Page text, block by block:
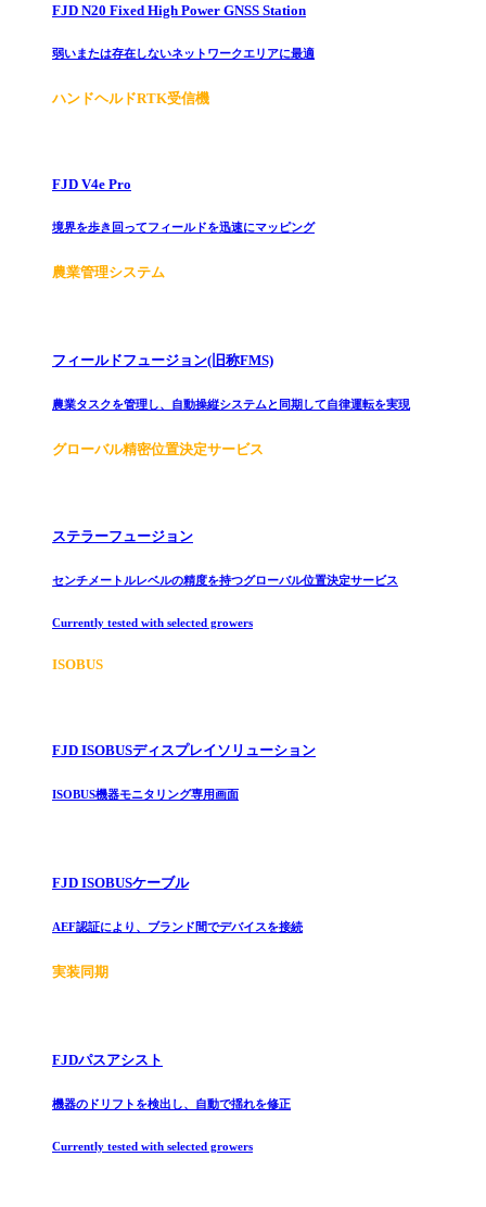
FJD N20 Fixed High Power GNSS Station
弱いまたは存在しないネットワークエリアに最適
ハンドヘルドRTK受信機
FJD V4e Pro
境界を歩き回ってフィールドを迅速にマッピング
農業管理システム
フィールドフュージョン(旧称FMS)
農業タスクを管理し、自動操縦システムと同期して自律運転を実現
グローバル精密位置決定サービス
ステラーフュージョン
センチメートルレベルの精度を持つグローバル位置決定サービス
Currently tested with selected growers
ISOBUS
FJD ISOBUSディスプレイソリューション
ISOBUS機器モニタリング専用画面
FJD ISOBUSケーブル
AEF認証により、ブランド間でデバイスを接続
実装同期
FJDパスアシスト
機器のドリフトを検出し、自動で揺れを修正
Currently tested with selected growers